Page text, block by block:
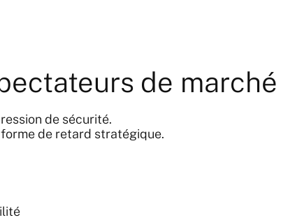
de marché
de sécurité.
forme de retard stratégique.